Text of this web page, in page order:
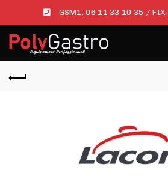
GSM1:06 11 33 10 35 / FIX: